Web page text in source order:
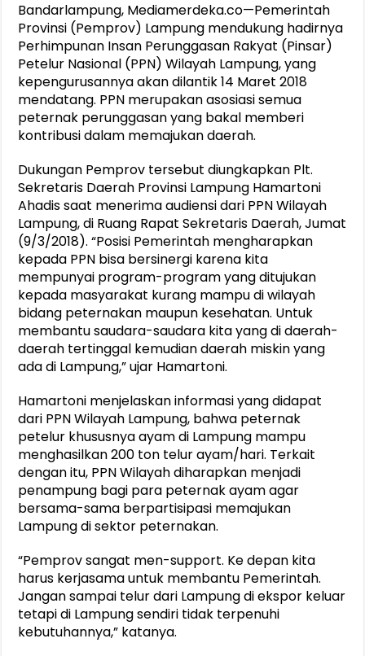
Bandarlampung, Mediamerdeka.co—Pemerintah
Provinsi (Pemprov) Lampung mendukung hadirnya
Perhimpunan Insan Perunggasan Rakyat (Pinsar)
Petelur Nasional (PPN) Wilayah Lampung, yang
kepengurusannya akan dilantik 14 Maret 2018
mendatang. PPN merupakan asosiasi semua
peternak perunggasan yang bakal memberi
kontribusi dalam memajukan daerah.
Dukungan Pemprov tersebut diungkapkan Plt.
Sekretaris Daerah Provinsi Lampung Hamartoni
Ahadis saat menerima audiensi dari PPN Wilayah
Lampung, di Ruang Rapat Sekretaris Daerah, Jumat
(9/3/2018). “Posisi Pemerintah mengharapkan
kepada PPN bisa bersinergi karena kita
mempunyai program-program yang ditujukan
kepada masyarakat kurang mampu di wilayah
bidang peternakan maupun kesehatan. Untuk
membantu saudara-saudara kita yang di daerah-
daerah tertinggal kemudian daerah miskin yang
ada di Lampung,” ujar Hamartoni.
Hamartoni menjelaskan informasi yang didapat
dari PPN Wilayah Lampung, bahwa peternak
petelur khususnya ayam di Lampung mampu
menghasilkan 200 ton telur ayam/hari. Terkait
dengan itu, PPN Wilayah diharapkan menjadi
penampung bagi para peternak ayam agar
bersama-sama berpartisipasi memajukan
Lampung di sektor peternakan.
“Pemprov sangat men-support. Ke depan kita
harus kerjasama untuk membantu Pemerintah.
Jangan sampai telur dari Lampung di ekspor keluar
tetapi di Lampung sendiri tidak terpenuhi
kebutuhannya,” katanya.